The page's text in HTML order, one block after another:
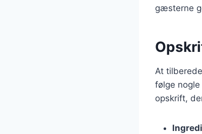
gæsterne
At
følge
opskrift,